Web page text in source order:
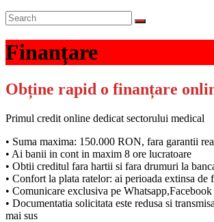
Finanțare
Obține rapid o finanțare
Primul credit online dedicat sectorului medical
• Suma maxima: 150.000 RON, fara garantii
• Ai banii in cont in maxim 8 ore lucratoare
• Obtii creditul fara hartii si fara drumuri la
• Confort la plata ratelor: ai perioada extinsa de
• Comunicare exclusiva pe
• Documentatia solicitata este redusa si
mai sus